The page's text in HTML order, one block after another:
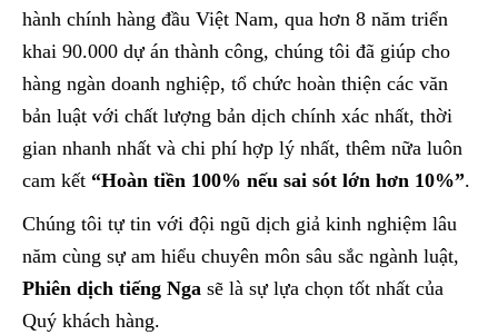
hành chính hàng đầu Việt Nam, qua hơn 8 năm triển
khai 90.000 dự án thành công, chúng tôi đã giúp cho
hàng ngàn doanh nghiệp, tổ chức hoàn thiện các văn
bản luật với chất lượng bản dịch chính xác nhất, thời
gian nhanh nhất và chi phí hợp lý nhất, thêm nữa luôn
cam kết “Hoàn tiền 100% nếu sai sót lớn hơn 10%”.
Chúng tôi tự tin với đội ngũ dịch giả kinh nghiệm lâu
năm cùng sự am hiểu chuyên môn sâu sắc ngành luật,
Phiên dịch tiếng Nga sẽ là sự lựa chọn tốt nhất của
Quý khách hàng.